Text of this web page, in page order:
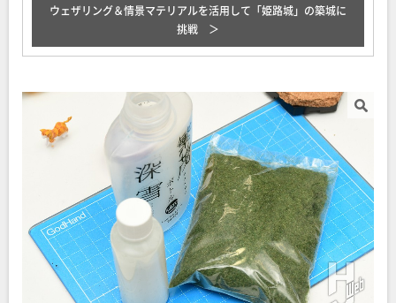
ウェザリング＆情景マテリアルを活用して「姫路城」の築城に
挑戦